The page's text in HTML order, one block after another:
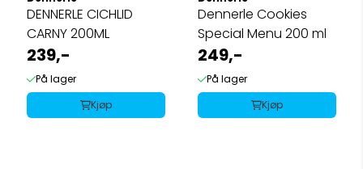
DENNERLE CICHLID
CARNY 200ML
239,-
På lager
Kjøp
Dennerle Cookies
Special Menu 200 ml
249,-
På lager
Kjøp